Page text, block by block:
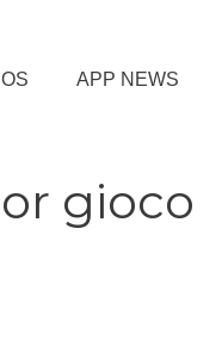
IOS APP NEWS
gioco